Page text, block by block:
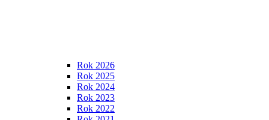
Rok 2026
Rok 2025
Rok 2024
Rok 2023
Rok 2022